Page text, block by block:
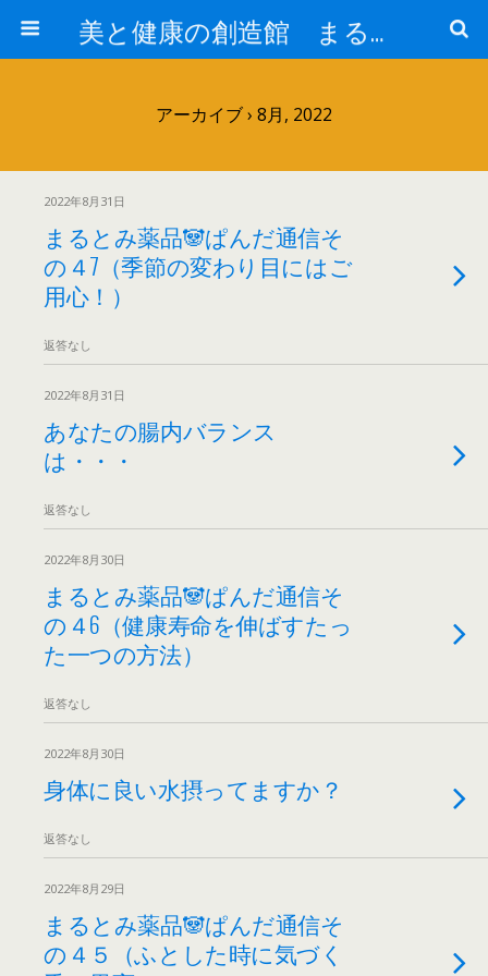
美と健康の創造館 まるとみ薬品 ぐんまの薬屋 芳さんのブログ
アーカイブ › 8月, 2022
2022年8月31日
まるとみ薬品🐼ぱんだ通信そ
の４7（季節の変わり目にはご
用心！）
返答なし
2022年8月31日
あなたの腸内バランス
は・・・
返答なし
2022年8月30日
まるとみ薬品🐼ぱんだ通信そ
の４6（健康寿命を伸ばすたっ
た一つの方法）
返答なし
2022年8月30日
身体に良い水摂ってますか？
返答なし
2022年8月29日
まるとみ薬品🐼ぱんだ通信そ
の４５（ふとした時に気づく